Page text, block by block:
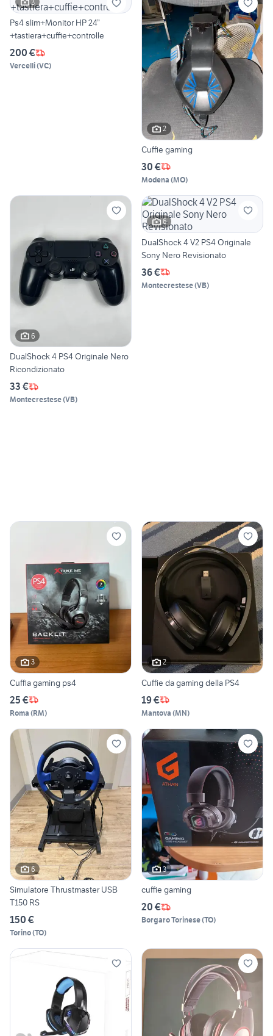
3
Ps4 slim+Monitor HP 24”
+tastiera+cuffie+controlle
200 €
Vercelli(VC)
2
Cuffie gaming
30 €
Modena (MO)
6
DualShock 4 PS4 Originale Nero
Ricondizionato
33 €
Montecrestese(VB)
6
DualShock 4 V2 PS4 Originale
Sony Nero Revisionato
36 €
Montecrestese(VB)
3
Cuffia gaming ps4
25 €
Roma (RM)
2
Cuffie da gaming della PS4
19 €
Mantova (MN)
6
Simulatore Thrustmaster USB
T150 RS
150 €
Torino(TO)
3
cuffie gaming
20 €
Borgaro Torinese(TO)